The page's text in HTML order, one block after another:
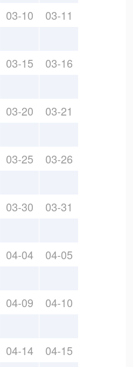
03-10 03-11
03-15 03-16
03-20 03-21
03-25 03-26
03-30 03-31
04-04 04-05
04-09 04-10
04-14 04-15